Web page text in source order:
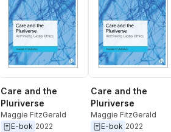
Care and the
Pluriverse
Maggie FitzGerald
E-bok 2022
Care and the
Pluriverse
Maggie FitzGerald
E-bok 2022